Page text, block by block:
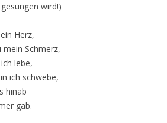
wird!)
Herz,
mein Schmerz,
lebe,
ich schwebe,
hinab
gab.